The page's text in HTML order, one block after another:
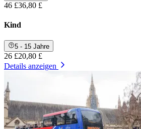
46 £36,80 £
Kind
5 - 15 Jahre
26 £20,80 £
Details anzeigen